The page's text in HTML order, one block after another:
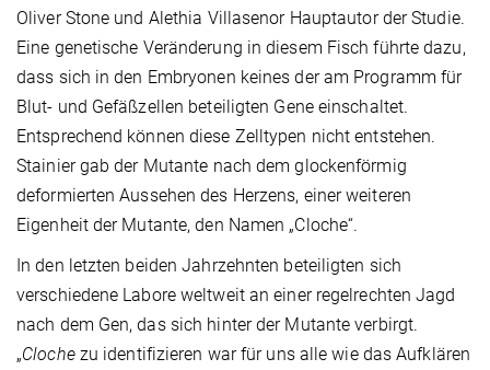
Oliver Stone und Alethia Villasenor Hauptautor der Studie.
Eine genetische Veränderung in diesem Fisch führte dazu,
dass sich in den Embryonen keines der am Programm für
Blut- und Gefäßzellen beteiligten Gene einschaltet.
Entsprechend können diese Zelltypen nicht entstehen.
Stainier gab der Mutante nach dem glockenförmig
deformierten Aussehen des Herzens, einer weiteren
Eigenheit der Mutante, den Namen „Cloche“.
In den letzten beiden Jahrzehnten beteiligten sich
verschiedene Labore weltweit an einer regelrechten Jagd
nach dem Gen, das sich hinter der Mutante verbirgt.
„Clochezu identifizieren war für uns alle wie das Aufklären